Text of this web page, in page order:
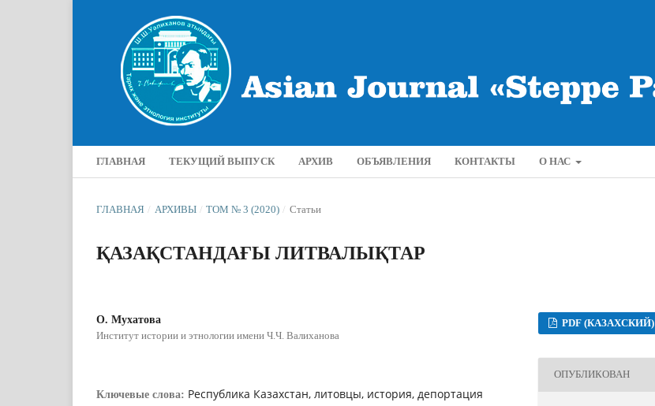
ГЛАВНАЯ ТЕКУЩИЙ ВЫПУСК АРХИВ ОБЪЯВЛЕНИЯ КОНТАКТЫ О НАС
ГЛАВНАЯ / АРХИВЫ / ТОМ № 3 (2020) / Статьи
ҚАЗАҚСТАНДАҒЫ ЛИТВАЛЫҚТАР
О. Мухатова
Институт истории и этнологии имени Ч.Ч. Валиханова
Ключевые слова: Республика Казахстан, литовцы, история, депортация
PDF (КАЗАХСКИЙ)
ОПУБЛИКОВАН